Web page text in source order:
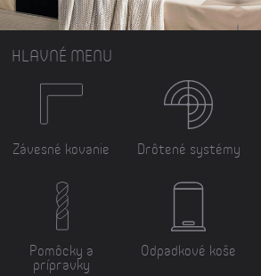
HLAVNÉ MENU
Závesné kovanie
Pomôcky a
prípravky
Drôtené systémy
Odpadkové koše